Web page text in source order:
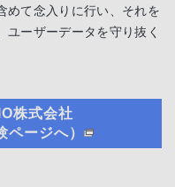
めて念入りに行い、それを
ーザーデータを守り抜く
株式会社
ページへ）